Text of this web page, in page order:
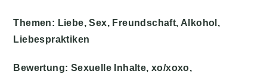
Themen: Liebe, Sex, Freundschaft, Alkohol,
Liebespraktiken
Bewertung: Sexuelle Inhalte, xo/xoxo,